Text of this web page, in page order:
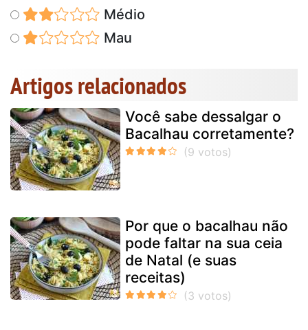
Médio
Mau
Artigos relacionados
Você sabe dessalgar o
Bacalhau corretamente?
Por que o bacalhau não
pode faltar na sua ceia
de Natal (e suas
receitas)